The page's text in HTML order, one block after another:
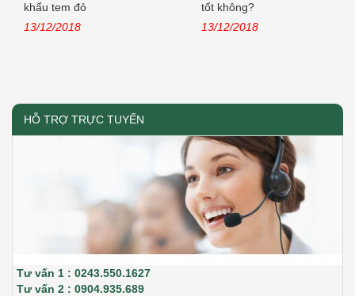
khẩu tem đỏ
13/12/2018
tốt không?
13/12/2018
HỖ TRỢ TRỰC TUYẾN
Tư vấn 1 : 0243.550.1627
Tư vấn 2 : 0904.935.689